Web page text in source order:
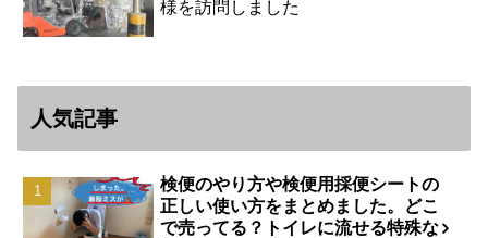
様を訪問しました
人気記事
検便のやり方や検便用採便シートの
正しい使い方をまとめました。どこ
で売ってる？トイレに流せる特殊な